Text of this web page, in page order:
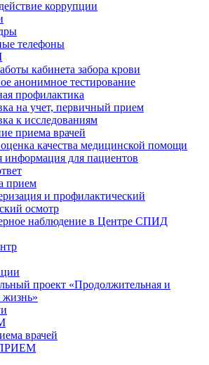
коррупции
телефоны
кабинета забора крови
анонимное тестирование
профилактика
на учет, первичный прием
к исследованиям
приема врачей
качества медицинской помощи
информация для пациентов
прием
и профилактический
осмотр
наблюдение в Центре СПИД
проект «Продолжительная и
жизнь»
врачей